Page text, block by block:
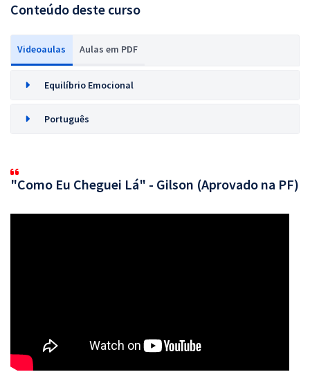
Conteúdo deste curso
Videoaulas Aulas em PDF
Equilíbrio Emocional
Português
"Como Eu Cheguei Lá" - Gilson (Aprovado na PF)